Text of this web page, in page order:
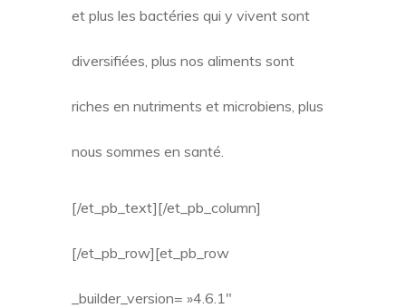
et plus les bactéries qui y vivent sont
diversifiées, plus nos aliments sont
riches en nutriments et microbiens, plus
nous sommes en santé.
[/et_pb_text][/et_pb_column]
[/et_pb_row][et_pb_row
_builder_version= »4.6.1″